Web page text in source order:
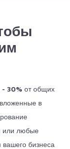
- 30% от общих
в
или любые
вашего бизнеса